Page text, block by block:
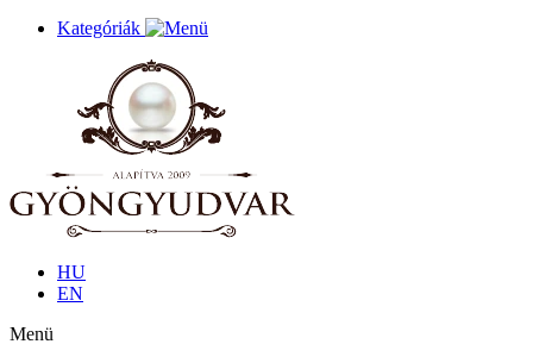
Kategóriák
HU
EN
Menü